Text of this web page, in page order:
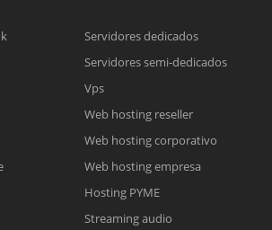
Reunión online
Meet para la reunión online.
Cotización
Chat Online
están fuera de línea. Complete el formulario
Servidores dedicados
Servidores semi-dedicados
Vps
Web hosting reseller
Web hosting corporativo
Web hosting empresa
Hosting PYME
Streaming audio